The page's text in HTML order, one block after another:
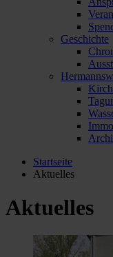
Geschichte
Startseite
Aktuelles
Aktuelles